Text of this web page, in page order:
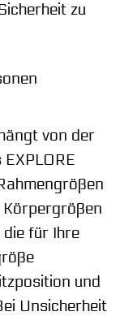
zu
von der
Körpergrößen
die für Ihre
und
Unsicherheit